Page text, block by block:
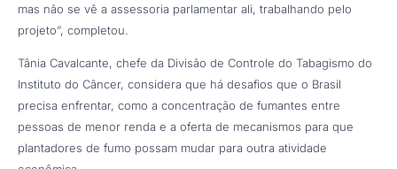
mas não se vê a assessoria parlamentar ali, trabalhando pelo
projeto”, completou.
Tânia Cavalcante, chefe da Divisão de Controle do Tabagismo do
Instituto do Câncer, considera que há desafios que o Brasil
precisa enfrentar, como a concentração de fumantes entre
pessoas de menor renda e a oferta de mecanismos para que
plantadores de fumo possam mudar para outra atividade